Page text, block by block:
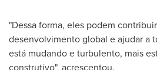
"Dessa forma, eles podem
desenvolvimento global e ajudar a
está mudando e turbulento, mais